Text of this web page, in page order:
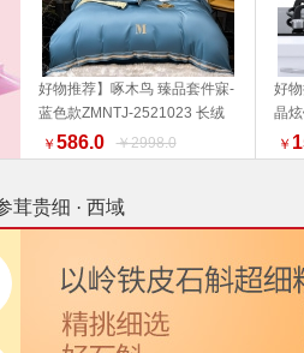
好物推荐】啄木鸟 臻品套件寐-
蓝色款ZMNTJ-2521023 长绒
棉 家纺 品质生活 健康生活家居
特惠促销】】 家纺
￥ 586.0 ￥2998.0
好
晶
14
换
￥
茸贵细 · 西域